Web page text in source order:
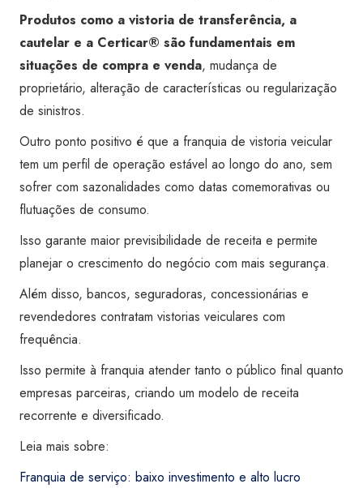
Produtos como a vistoria de transferência, a
cautelar e a Certicar® são fundamentais em
situações de compra e venda, mudança de
proprietário, alteração de características ou regularização
de sinistros.
Outro ponto positivo é que a franquia de vistoria veicular
tem um perfil de operação estável ao longo do ano, sem
sofrer com sazonalidades como datas comemorativas ou
flutuações de consumo.
Isso garante maior previsibilidade de receita e permite
planejar o crescimento do negócio com mais segurança.
Além disso, bancos, seguradoras, concessionárias e
revendedores contratam vistorias veiculares com
frequência.
Isso permite à franquia atender tanto o público final quanto
empresas parceiras, criando um modelo de receita
recorrente e diversificado.
Leia mais sobre:
Franquia de serviço: baixo investimento e alto lucro